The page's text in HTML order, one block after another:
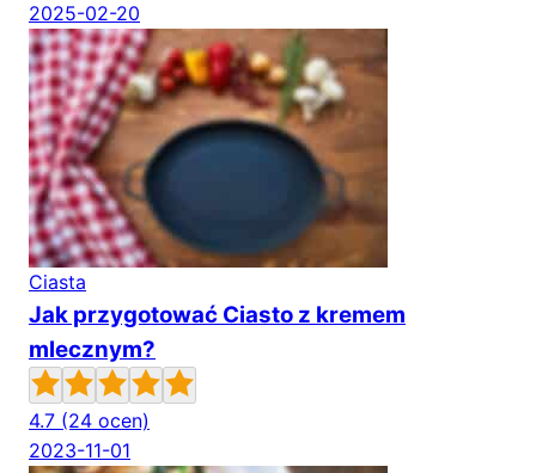
2025-02-20
Ciasta
Jak przygotować Ciasto z kremem
mlecznym?
4.7 (24 ocen)
2023-11-01